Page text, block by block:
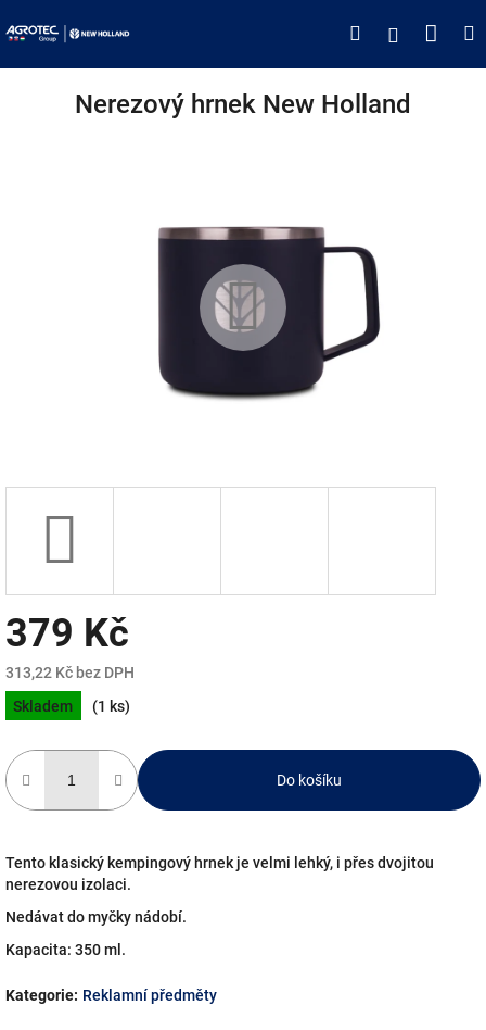
na
HledatPřihlášení
Nerezový hrnek New Holland
379 Kč
313,22 Kč bez DPH
Měrná
cena:
Skladem (1 ks)
Do košíku
Tento klasický kempingový hrnek je velmi lehký, i přes dvojitou
nerezovou izolaci.
Nedávat do myčky nádobí.
Kapacita: 350 ml.
Kategorie: Reklamní předměty